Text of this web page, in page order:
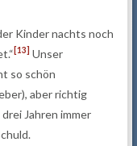
Kinder nachts noch
[13]
Unser
so schön
aber richtig
Jahren immer